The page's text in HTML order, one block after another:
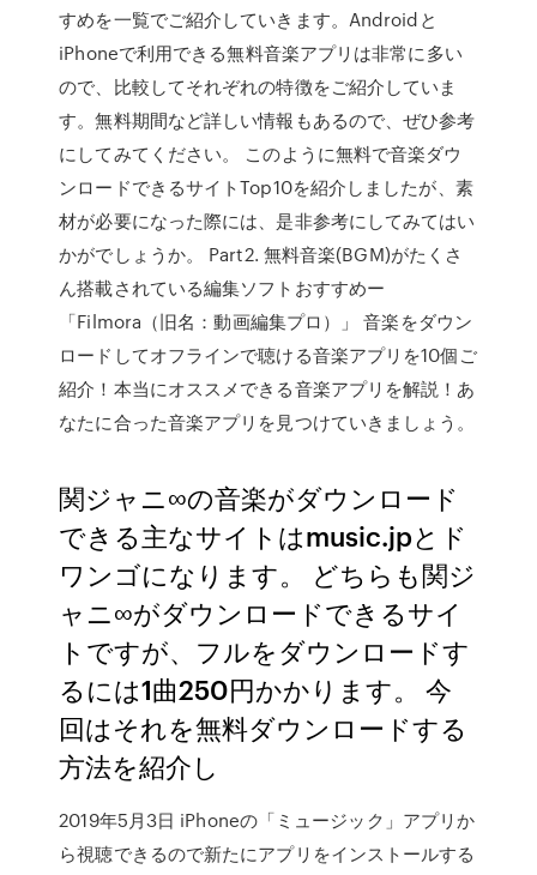
すめを一覧でご紹介していきます。Androidと
iPhoneで利用できる無料音楽アプリは非常に多い
ので、比較してそれぞれの特徴をご紹介していま
す。無料期間など詳しい情報もあるので、ぜひ参考
にしてみてください。 このように無料で音楽ダウ
ンロードできるサイトTop10を紹介しましたが、素
材が必要になった際には、是非参考にしてみてはい
かがでしょうか。 Part2. 無料音楽(BGM)がたくさ
ん搭載されている編集ソフトおすすめー
「Filmora（旧名：動画編集プロ）」 音楽をダウン
ロードしてオフラインで聴ける音楽アプリを10個ご
紹介！本当にオススメできる音楽アプリを解説！あ
なたに合った音楽アプリを見つけていきましょう。
関ジャニ∞の音楽がダウンロード
できる主なサイトはmusic.jpとド
ワンゴになります。 どちらも関ジ
ャニ∞がダウンロードできるサイ
トですが、フルをダウンロードす
るには1曲250円かかります。 今
回はそれを無料ダウンロードする
方法を紹介し
2019年5月3日 iPhoneの「ミュージック」アプリか
ら視聴できるので新たにアプリをインストールする